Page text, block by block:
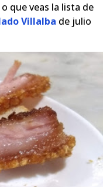
que veas la lista de
Villalba de julio